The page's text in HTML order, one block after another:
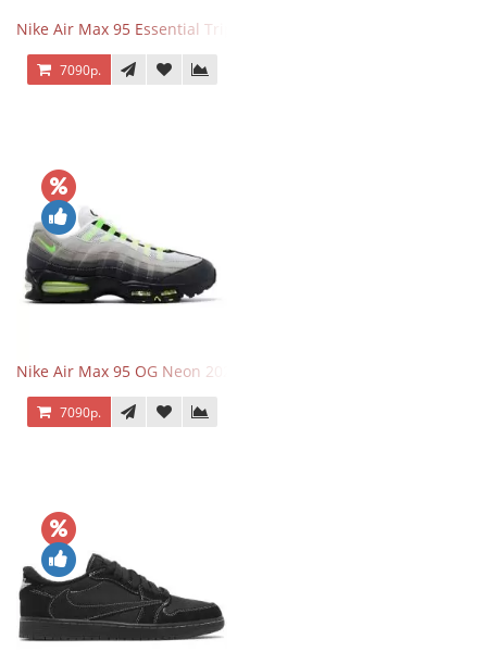
Nike Air Max 95 Essential Triple Black
7090р.
Nike Air Max 95 OG Neon 2025
7090р.